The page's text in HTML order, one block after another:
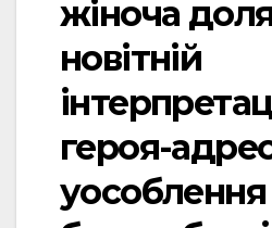
жіноча
новітній
героя-
уособлення